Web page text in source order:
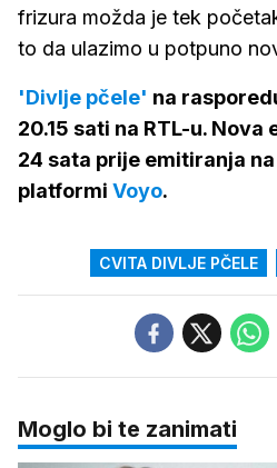
frizura možda je tek
to da ulazimo u potpuno
'Divlje pčele' na
20.15 sati na RTL-u.
24 sata prije emitiranja
platformi Voyo.
CVITA DIVLJE PČELE
Moglo bi te zanimati